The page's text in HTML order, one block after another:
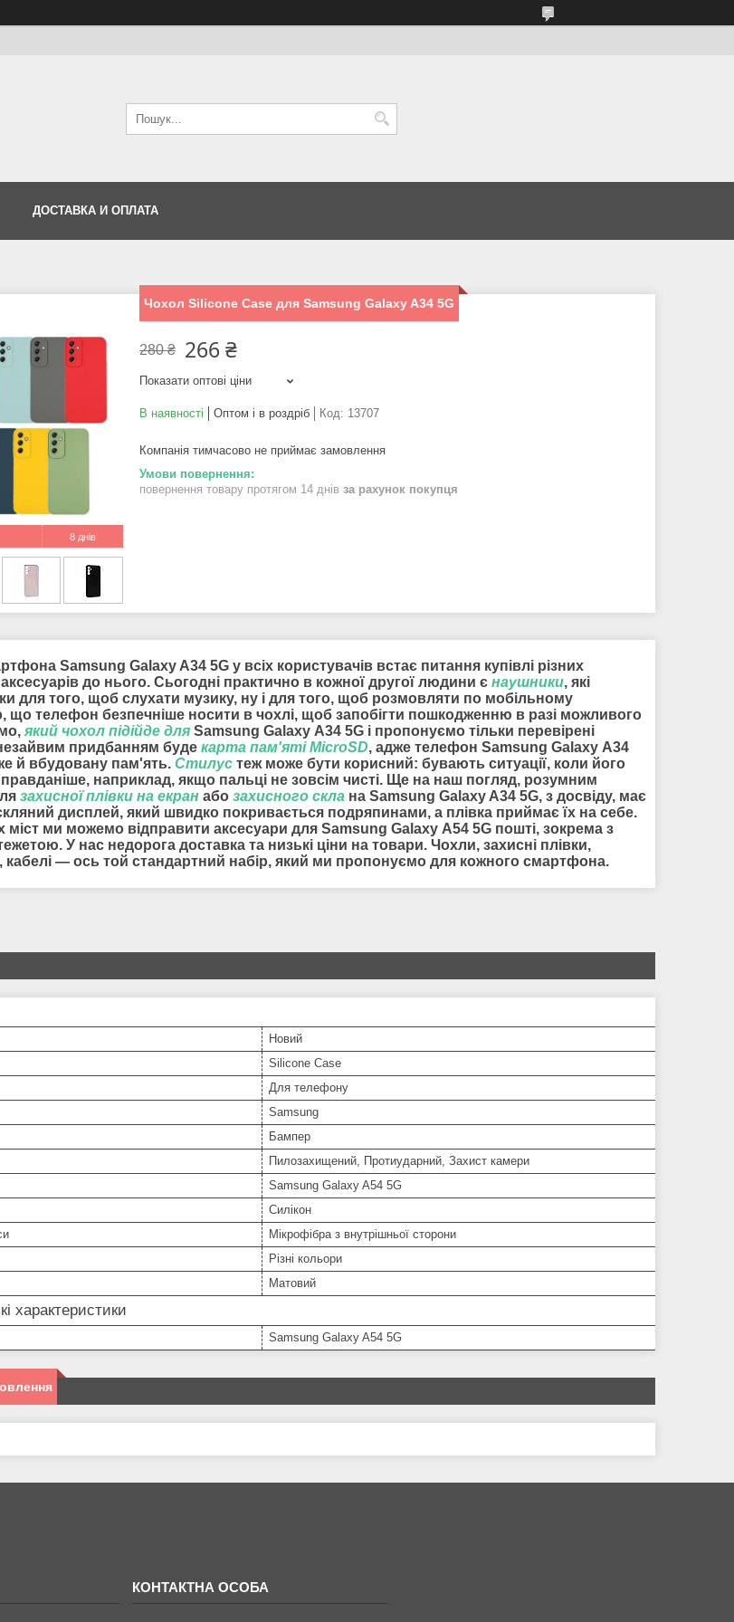
ДОСТАВКА И ОПЛАТА
8 днів
Чохол Silicone Case для Samsung Galaxy A34 5G
280 ₴ 266 ₴
Показати оптові ціни
В наявності Оптом і в роздріб Код: 13707
Компанія тимчасово не приймає замовлення
повернення товару протягом 14 днів за рахунок покупця
Samsung Galaxy A34 5G у всіх користувачів встає питання купівлі різних
до нього. Сьогодні практично в кожної другої людини є наушники, які
для того, щоб слухати музику, ну і для того, щоб розмовляти по мобільному
що телефон безпечніше носити в чохлі, щоб запобігти пошкодженню в разі можливого
який чохол підійде для Samsung Galaxy A34 5G і пропонуємо тільки перевірені
придбанням буде карта пам'яті MicroSD, адже телефон Samsung Galaxy A34
й вбудовану пам'ять. Стилус теж може бути корисний: бувають ситуації, коли його
наприклад, якщо пальці не зовсім чисті. Ще на наш погляд, розумним
захисної плівки на екран або захисного скла на Samsung Galaxy A34 5G, з досвіду, має
дисплей, який швидко покривається подряпинами, а плівка приймає їх на себе.
міст ми можемо відправити аксесуари для Samsung Galaxy A54 5G пошті, зокрема з
У нас недорога доставка та низькі ціни на товари. Чохли, захисні плівки,
кабелі — ось той стандартний набір, який ми пропонуємо для кожного смартфона.
Новий
Silicone Case
Для телефону
Samsung
Бампер
Пилозахищений, Протиударний, Захист камери
Samsung Galaxy A54 5G
Силікон
Мікрофібра з внутрішньої сторони
Різні кольори
Матовий
характеристики
Samsung Galaxy A54 5G